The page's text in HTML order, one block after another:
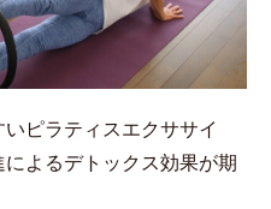
ピラティスエクササイ
よるデトックス効果が期